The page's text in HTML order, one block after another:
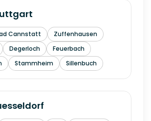
Cannstatt
Zuffenhausen
Degerloch
Feuerbach
Stammheim Sillenbuch